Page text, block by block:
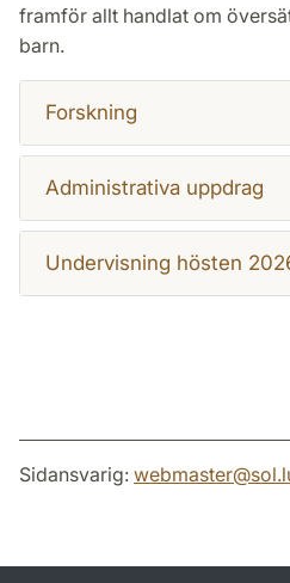
framför allt handlat om
barn.
Forskning
Administrativa uppdrag
Undervisning hösten
Sidansvarig: webmaster@